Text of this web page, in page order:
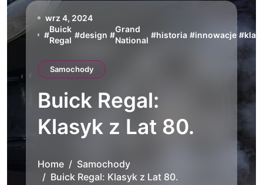
wrz 4, 2024
#
Buick
Regal
#design #
Grand
National
#historia #innowacje #
Samochody
Buick Regal:
Klasyk z Lat 80.
Home
Samochody
Buick Regal: Klasyk z Lat 80.